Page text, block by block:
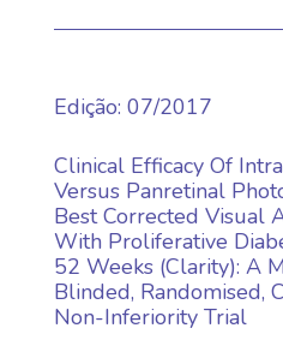
Edição: 07/2017
Clinical Efficacy Of
Versus Panretinal
Best Corrected Visual
With Proliferative
52 Weeks (Clarity): A
Blinded, Randomised,
Non-Inferiority Trial